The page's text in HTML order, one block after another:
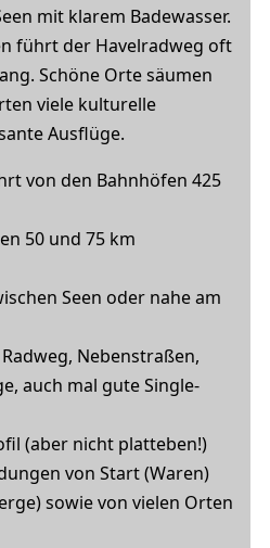
mit klarem Badewasser.
führt der Havelradweg oft
Schöne Orte säumen
viele kulturelle
Ausflüge.
von den Bahnhöfen 425
50 und 75 km
Seen oder nahe am
Nebenstraßen,
auch mal gute Single-
(aber nicht platteben!)
von Start (Waren)
sowie von vielen Orten